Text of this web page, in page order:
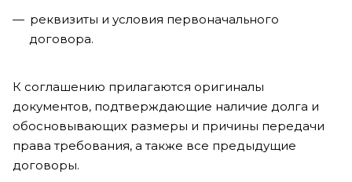
реквизиты и условия первоначального
договора.
К соглашению прилагаются оригиналы
документов, подтверждающие наличие долга и
обосновывающих размеры и причины передачи
права требования, а также все предыдущие
договоры.